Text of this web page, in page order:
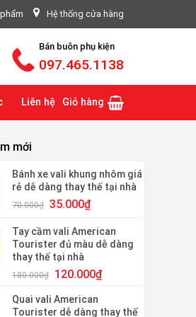
Hệ thống cửa hàng
Bán buôn phụ kiện
097.465.1138
Liên hệ Giỏ hàng
mới
Bánh xe vali khung nhôm giá
rẻ dễ dàng thay thế tại nhà
70.000₫ Giá
là:
70.000₫.
35.000₫Giá
tại
là:
Tay cầm vali American
Tourister đủ màu dễ dàng
thay thế tại nhà
180.000₫
Giá
là:
180.000₫.
120.000₫Giá
là:
Quai vali American
Tourister dễ dàng thay thế